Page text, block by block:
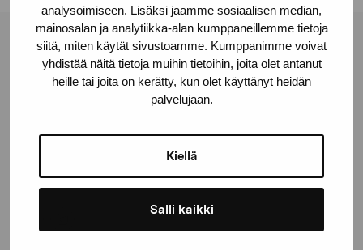
analysoimiseen. Lisäksi jaamme sosiaalisen median,
mainosalan ja analytiikka-alan kumppaneillemme tietoja
siitä, miten käytät sivustoamme. Kumppanimme voivat
yhdistää näitä tietoja muihin tietoihin, joita olet antanut
heille tai joita on kerätty, kun olet käyttänyt heidän
palvelujaan.
Kiellä
Salli kaikki
Pro Artibus -säätiö
Kustaa Vaasan katu 11